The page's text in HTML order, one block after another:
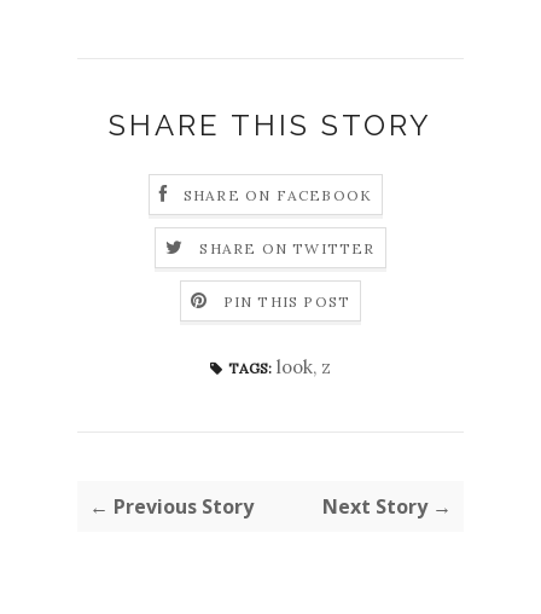
SHARE THIS STORY
SHARE ON FACEBOOK
SHARE ON TWITTER
PIN THIS POST
TAGS: look, z
← Previous Story Next Story →